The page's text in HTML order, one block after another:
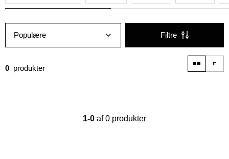
Populære Filtre
0 produkter
1-0 af 0 produkter